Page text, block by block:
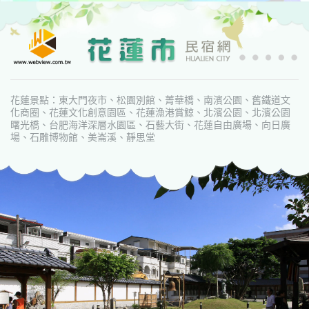
花蓮景點：東大門夜市、松園別館、菁華橋、南濱公園、舊鐵道文
化商圈、花蓮文化創意園區、花蓮漁港賞鯨、北濱公園、北濱公園
曙光橋、台肥海洋深層水園區、石藝大街、花蓮自由廣場、向日廣
場、石雕博物館、美崙溪、靜思堂